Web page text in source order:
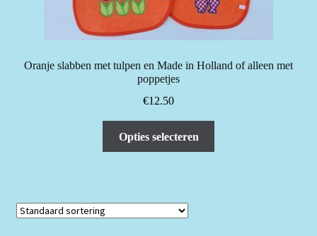
Oranje slabben met tulpen en Made in Holland of alleen met
poppetjes
€12.50
Opties selecteren